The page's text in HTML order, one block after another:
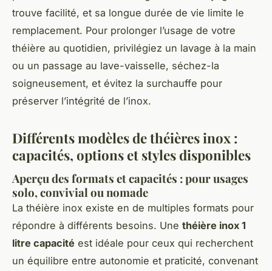
trouve facilité, et sa longue durée de vie limite le
remplacement. Pour prolonger l’usage de votre
théière au quotidien, privilégiez un lavage à la main
ou un passage au lave-vaisselle, séchez-la
soigneusement, et évitez la surchauffe pour
préserver l’intégrité de l’inox.
Différents modèles de théières inox :
capacités, options et styles disponibles
Aperçu des formats et capacités : pour usages
solo, convivial ou nomade
La théière inox existe en de multiples formats pour
répondre à différents besoins. Une théière inox 1
litre capacité est idéale pour ceux qui recherchent
un équilibre entre autonomie et praticité, convenant